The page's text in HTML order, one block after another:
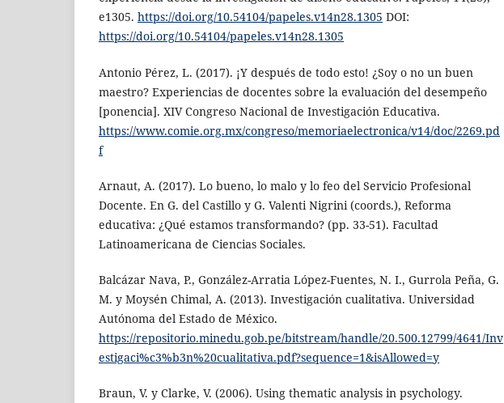
e1305. https://doi.org/10.54104/papeles.v14n28.1305 DOI:
https://doi.org/10.54104/papeles.v14n28.1305
Antonio Pérez, L. (2017). ¡Y después de todo esto! ¿Soy o no un buen
maestro? Experiencias de docentes sobre la evaluación del desempeño
[ponencia]. XIV Congreso Nacional de Investigación Educativa.
https://www.comie.org.mx/congreso/memoriaelectronica/v14/doc/2269.pd
f
Arnaut, A. (2017). Lo bueno, lo malo y lo feo del Servicio Profesional
Docente. En G. del Castillo y G. Valenti Nigrini (coords.), Reforma
educativa: ¿Qué estamos transformando? (pp. 33-51). Facultad
Latinoamericana de Ciencias Sociales.
Balcázar Nava, P., González-Arratia López-Fuentes, N. I., Gurrola Peña, G.
M. y Moysén Chimal, A. (2013). Investigación cualitativa. Universidad
Autónoma del Estado de México.
https://repositorio.minedu.gob.pe/bitstream/handle/20.500.12799/4641/Inv
estigaci%c3%b3n%20cualitativa.pdf?sequence=1&isAllowed=y
Braun, V. y Clarke, V. (2006). Using thematic analysis in psychology.